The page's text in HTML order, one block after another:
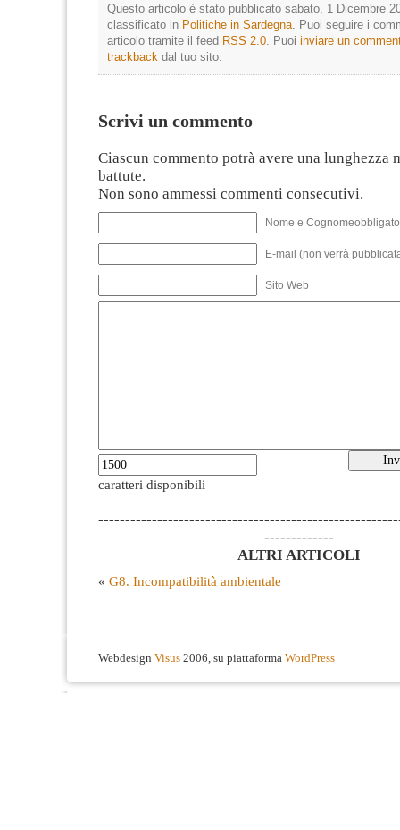
Questo articolo è stato pubblicato sabato, 1 Dicembre
classificato in Politiche in Sardegna . Puoi seguire i
articolo tramite il feed RSS 2.0 . Puoi inviare un
trackback dal tuo sito.
Scrivi un commento
Ciascun commento potrà avere una lunghezza
battute.
Non sono ammessi commenti consecutivi.
Nome e
E-mail (non verrà
Sito Web
caratteri disponibili
-------------
ALTRI ARTICOLI
« G8. Incompatibilità ambientale
Webdesign Visus 2006, su piattaforma WordPress